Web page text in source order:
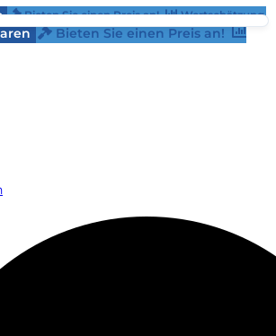
Bieten Sie einen Preis an! Wertschätzung
Bieten Sie einen Preis an!